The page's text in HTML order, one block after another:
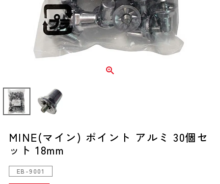
MINE(マイン) ポイント アルミ 30個セ
ット 18mm
EB-9001